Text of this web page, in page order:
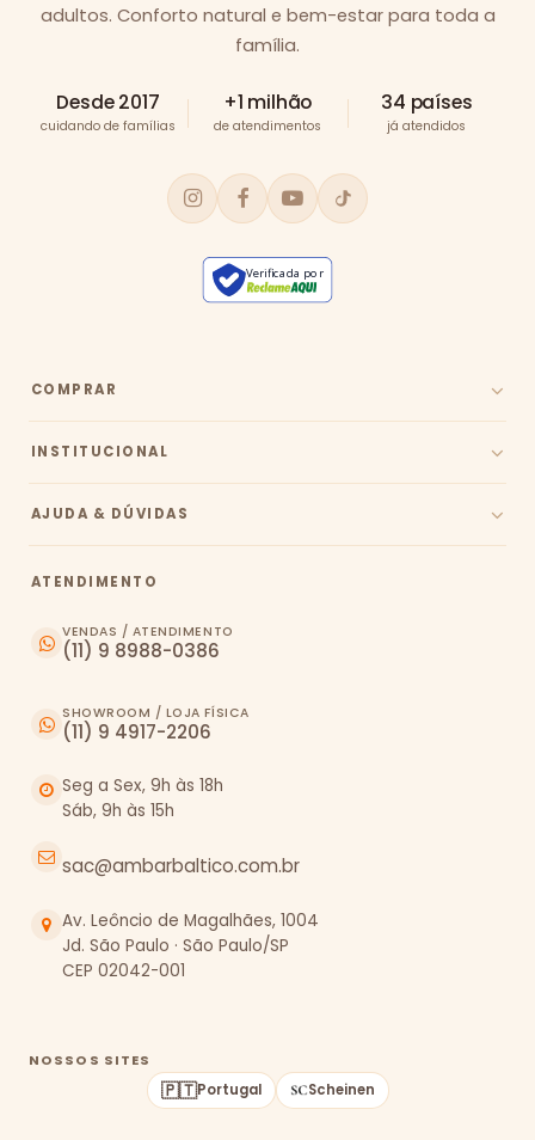
adultos. Conforto natural e bem-estar para toda a
família.
Desde 2017
cuidando de famílias
+1 milhão
de atendimentos
34 países
já atendidos
Verificada por
COMPRAR
INSTITUCIONAL
AJUDA & DÚVIDAS
ATENDIMENTO
VENDAS / ATENDIMENTO
(11) 9 8988-0386
SHOWROOM / LOJA FÍSICA
(11) 9 4917-2206
Seg a Sex, 9h às 18h
Sáb, 9h às 15h
sac@ambarbaltico.com.br
Av. Leôncio de Magalhães, 1004
Jd. São Paulo · São Paulo/SP
CEP 02042-001
NOSSOS SITES
🇵🇹Portugal Scheinen